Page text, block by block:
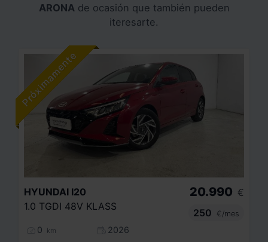
ARONA de ocasión que también pueden
iteresarte.
HYUNDAI I20
1.0 TGDI 48V KLASS
0 km
2026
20.990 €
250
€/mes